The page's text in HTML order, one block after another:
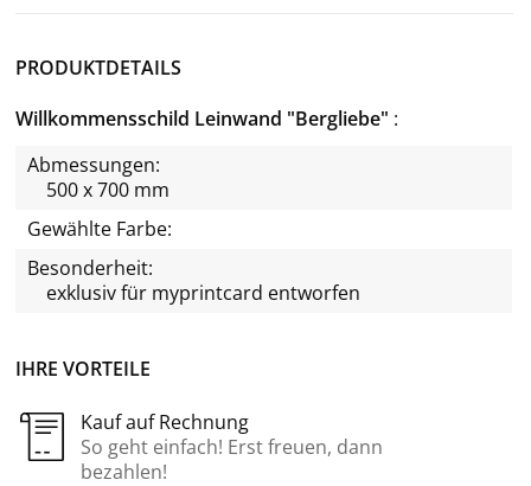
IHRE VORTEILE
Kauf auf Rechnung
So geht einfach! Erst freuen, dann
bezahlen!
PRODUKTDETAILS
Willkommensschild Leinwand "Bergliebe"
Abmessungen:
500 x 700 mm
Gewählte Farbe:
Besonderheit:
exklusiv für myprintcard entworfen